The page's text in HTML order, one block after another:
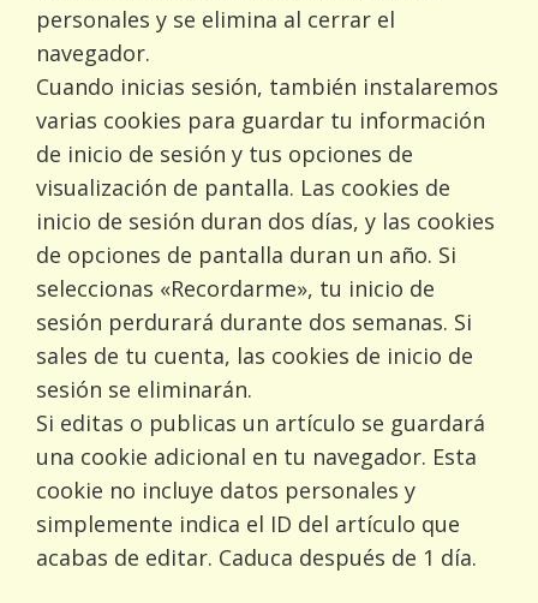
personales y se elimina al cerrar el
navegador.
Cuando inicias sesión, también instalaremos
varias cookies para guardar tu información
de inicio de sesión y tus opciones de
visualización de pantalla. Las cookies de
inicio de sesión duran dos días, y las cookies
de opciones de pantalla duran un año. Si
seleccionas «Recordarme», tu inicio de
sesión perdurará durante dos semanas. Si
sales de tu cuenta, las cookies de inicio de
sesión se eliminarán.
Si editas o publicas un artículo se guardará
una cookie adicional en tu navegador. Esta
cookie no incluye datos personales y
simplemente indica el ID del artículo que
acabas de editar. Caduca después de 1 día.